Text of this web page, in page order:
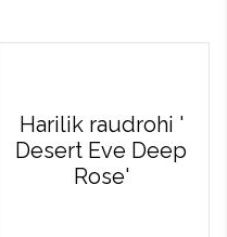
Harilik raudrohi '
Desert Eve Deep
Rose'